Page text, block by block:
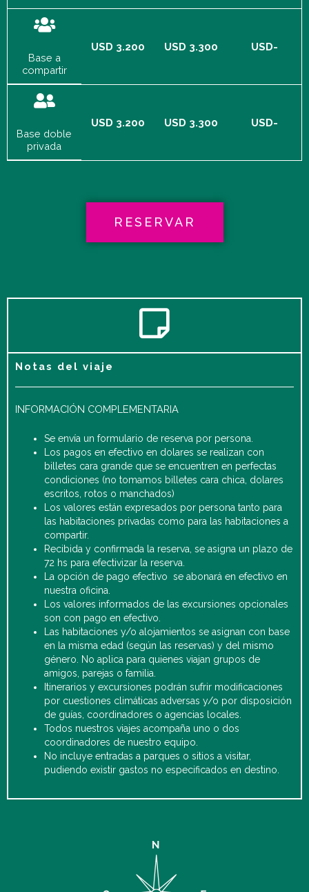
Base a
compartir
USD 3.200 USD 3.300 USD-
Base doble
privada
USD 3.200 USD 3.300 USD-
RESERVAR
Notas del viaje
INFORMACIÓN COMPLEMENTARIA
Se envía un formulario de reserva por persona.
Los pagos en efectivo en dolares se realizan con
billetes cara grande que se encuentren en perfectas
condiciones (no tomamos billetes cara chica, dolares
escritos, rotos o manchados)
Los valores están expresados por persona tanto para
las habitaciones privadas como para las habitaciones a
compartir.
Recibida y confirmada la reserva, se asigna un plazo de
72 hs para efectivizar la reserva.
La opción de pago efectivo se abonará en efectivo en
nuestra oficina.
Los valores informados de las excursiones opcionales
son con pago en efectivo.
Las habitaciones y/o alojamientos se asignan con base
en la misma edad (según las reservas) y del mismo
género. No aplica para quienes viajan grupos de
amigos, parejas o familia.
Itinerarios y excursiones podrán sufrir modificaciones
por cuestiones climáticas adversas y/o por disposición
de guías, coordinadores o agencias locales.
Todos nuestros viajes acompaña uno o dos
coordinadores de nuestro equipo.
No incluye entradas a parques o sitios a visitar,
pudiendo existir gastos no especificados en destino.